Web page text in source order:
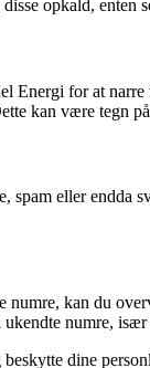
opkald, enten
for at
kan være tegn
eller
kan du
numre,
dine